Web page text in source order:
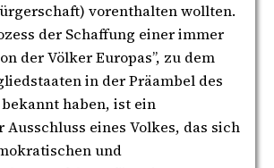
vorenthalten wollten.
der Schaffung einer immer
der Völker Europas”, zu dem
in der Präambel des
haben, ist ein
Ausschluss eines Volkes, das sich
und